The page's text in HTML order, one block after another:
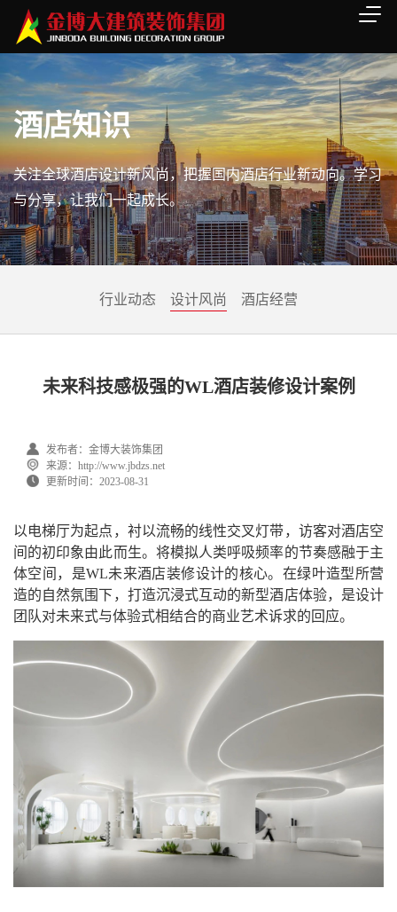
酒店知识
关注全球酒店设计新风尚，把握国内酒店行业新动向。学习
与分享，让我们一起成长。
行业动态 设计风尚 酒店经营
未来科技感极强的WL酒店装修设计案例
发布者：金博大装饰集团
来源：http://www.jbdzs.net
更新时间：2023-08-31
以电梯厅为起点，衬以流畅的线性交叉灯带，访客对酒店空
间的初印象由此而生。将模拟人类呼吸频率的节奏感融于主
体空间，是WL未来酒店装修设计的核心。在绿叶造型所营
造的自然氛围下，打造沉浸式互动的新型酒店体验，是设计
团队对未来式与体验式相结合的商业艺术诉求的回应。